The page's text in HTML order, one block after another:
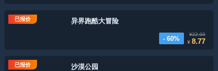
已报价 异界跑酷大冒险
- 60%
¥22.00
¥8.77
已报价 沙漠公园